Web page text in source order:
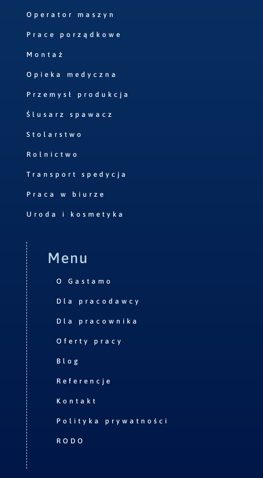
Operator maszyn
Prace porządkowe
Montaż
Opieka medyczna
Przemysł produkcja
Ślusarz spawacz
Stolarstwo
Rolnictwo
Transport spedycja
Praca w biurze
Uroda i kosmetyka
Menu
O Gastamo
Dla pracodawcy
Dla pracownika
Oferty pracy
Blog
Referencje
Kontakt
Polityka prywatności
RODO